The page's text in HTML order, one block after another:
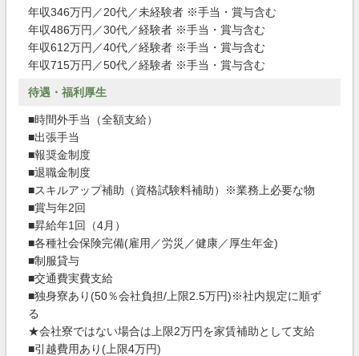
年収346万円／20代／未経験者 ※手当・賞与含む
年収486万円／30代／経験者 ※手当・賞与含む
年収612万円／40代／経験者 ※手当・賞与含む
年収715万円／50代／経験者 ※手当・賞与含む
待遇・福利厚生
■時間外手当（全額支給）
■出張手当
■報奨金制度
■退職金制度
■スキルアップ補助（資格試験料補助）※業務上必要な物
■賞与年2回
■昇給年1回（4月）
■各種社会保険完備(雇用／労災／健康／厚生年金)
■制服貸与
■交通費実費支給
■独身寮あり(50％会社負担/上限2.5万円)※社内規定に順ず
る
★会社寮ではない場合は上限2万円を家賃補助として支給
■引越費用あり(上限4万円)